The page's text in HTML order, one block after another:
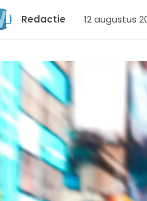
Redactie 12 augustus